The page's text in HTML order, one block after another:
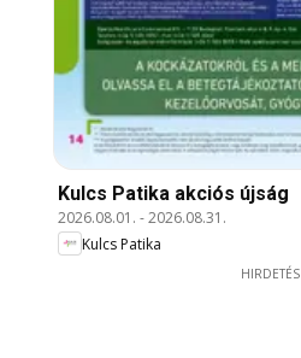
Kulcs Patika akciós újság
2026.08.01. -2026.08.31.
Kulcs Patika
HIRDETÉS